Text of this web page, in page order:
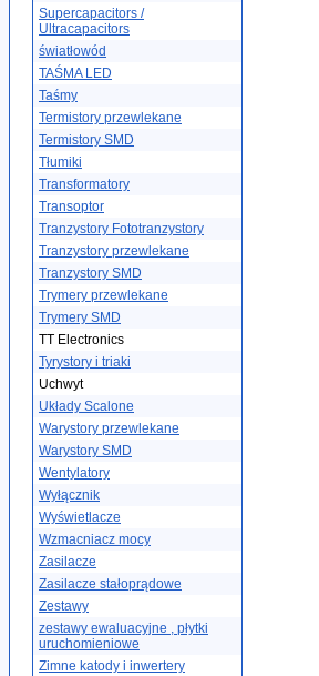
Supercapacitors /
Ultracapacitors
światłowód
TAŚMA LED
Taśmy
Termistory przewlekane
Termistory SMD
Tłumiki
Transformatory
Transoptor
Tranzystory Fototranzystory
Tranzystory przewlekane
Tranzystory SMD
Trymery przewlekane
Trymery SMD
TT Electronics
Tyrystory i triaki
Uchwyt
Układy Scalone
Warystory przewlekane
Warystory SMD
Wentylatory
Wyłącznik
Wyświetlacze
Wzmacniacz mocy
Zasilacze
Zasilacze stałoprądowe
Zestawy
zestawy ewaluacyjne , płytki
uruchomieniowe
Zimne katody i inwertery